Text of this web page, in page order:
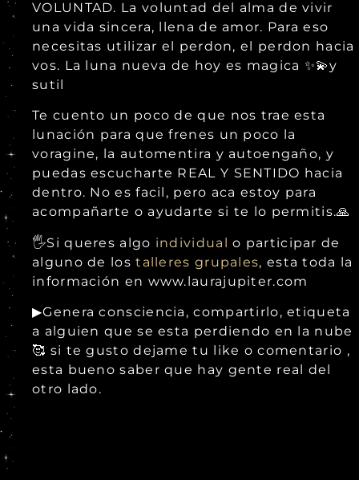
VOLUNTAD. La voluntad del alma de vivir
una vida sincera, llena de amor. Para eso
necesitas utilizar el perdon, el perdon hacia
vos. La luna nueva de hoy es magica ✨💫y
sutil
Te cuento un poco de que nos trae esta
lunación para que frenes un poco la
voragine, la automentira y autoengaño, y
puedas escucharte REAL Y SENTIDO hacia
dentro. No es facil, pero aca estoy para
acompañarte o ayudarte si te lo permitis.🙏
🖐Si queres algo individual o participar de
alguno de lostalleres grupales, esta toda la
información en www.laurajupiter.com
▶Genera consciencia, compartirlo, etiqueta
a alguien que se esta perdiendo en la nube
🥰 si te gusto dejame tu like o comentario ,
esta bueno saber que hay gente real del
otro lado.